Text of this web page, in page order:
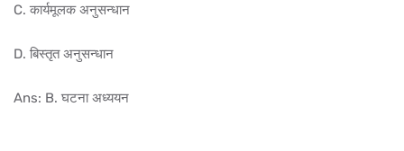
C. कार्यमूलक अनुसन्धान
D. बिस्तृत अनुसन्धान
Ans: B. घटना अध्ययन